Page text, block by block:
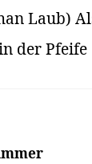
Laub)
der